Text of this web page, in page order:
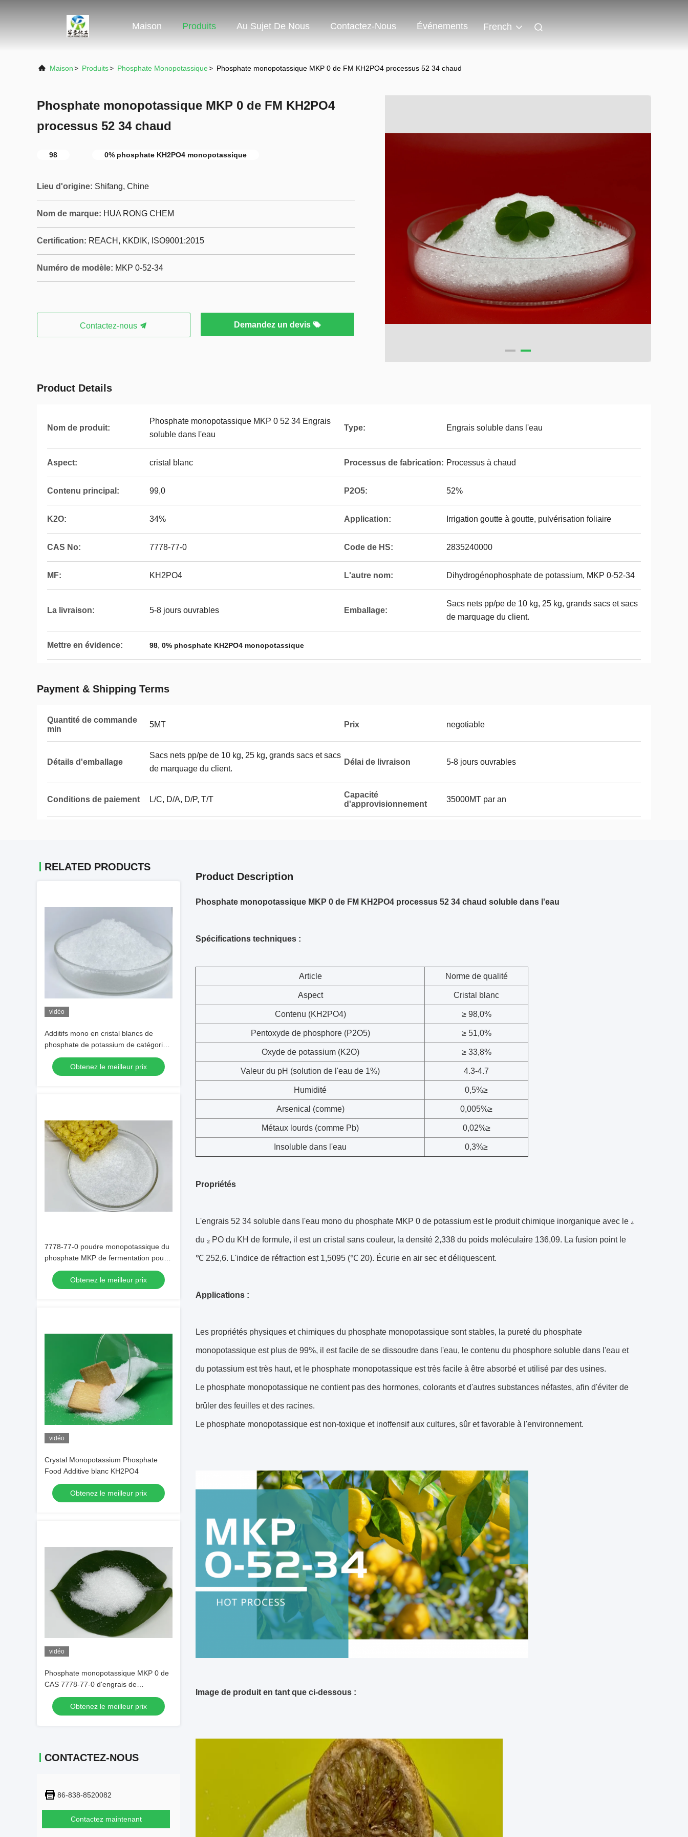
Maison Produits Au Sujet De Nous Contactez-Nous Événements French
Maison> Produits> Phosphate Monopotassique> Phosphate monopotassique MKP 0 de FM KH2PO4 processus 52 34 chaud
Phosphate monopotassique MKP 0 de FM KH2PO4
processus 52 34 chaud
98 0% phosphate KH2PO4 monopotassique
Lieu d'origine: Shifang, Chine
Nom de marque: HUA RONG CHEM
Certification: REACH, KKDIK, ISO9001:2015
Numéro de modèle: MKP 0-52-34
Contactez-nous Demandez un devis
Product Details
Nom de produit:
Phosphate monopotassique MKP 0 52 34 Engrais
soluble dans l'eau
Type: Engrais soluble dans l'eau
Aspect: cristal blanc Processus de fabrication: Processus à chaud
Contenu principal: 99,0 P2O5: 52%
K2O: 34% Application: Irrigation goutte à goutte, pulvérisation foliaire
CAS No: 7778-77-0 Code de HS: 2835240000
MF: KH2PO4 L'autre nom: Dihydrogénophosphate de potassium, MKP 0-52-34
La livraison: 5-8 jours ouvrables Emballage:
Sacs nets pp/pe de 10 kg, 25 kg, grands sacs et sacs
de marquage du client.
Mettre en évidence: 98, 0% phosphate KH2PO4 monopotassique
Payment & Shipping Terms
Quantité de commande
min
5MT Prix negotiable
Détails d'emballage
Sacs nets pp/pe de 10 kg, 25 kg, grands sacs et sacs
de marquage du client.
Délai de livraison 5-8 jours ouvrables
Conditions de paiement L/C, D/A, D/P, T/T
Capacité
d'approvisionnement
35000MT par an
RELATED PRODUCTS
vidéo
Additifs mono en cristal blancs de
phosphate de potassium de catégorie
comestible de MKP
Obtenez le meilleur prix
7778-77-0 poudre monopotassique du
phosphate MKP de fermentation pour
la nourriture cuite au four
Obtenez le meilleur prix
vidéo
Crystal Monopotassium Phosphate
Food Additive blanc KH2PO4
Obtenez le meilleur prix
vidéo
Phosphate monopotassique MKP 0 de
CAS 7778-77-0 d'engrais de
phosphore 52 34 pour l'irrigation par
égouttementObtenez le meilleur prix
CONTACTEZ-NOUS
86-838-8520082
Contactez maintenant
Product Description
Phosphate monopotassique MKP 0 de FM KH2PO4 processus 52 34 chaud soluble dans l'eau
Spécifications techniques :
Article Norme de qualité
Aspect Cristal blanc
Contenu (KH2PO4) ≥ 98,0%
Pentoxyde de phosphore (P2O5) ≥ 51,0%
Oxyde de potassium (K2O) ≥ 33,8%
Valeur du pH (solution de l'eau de 1%) 4.3-4.7
Humidité 0,5%≥
Arsenical (comme) 0,005%≥
Métaux lourds (comme Pb) 0,02%≥
Insoluble dans l'eau 0,3%≥
Propriétés
L'engrais 52 34 soluble dans l'eau mono du phosphate MKP 0 de potassium est le produit chimique inorganique avec le ₄
du ₂ PO du KH de formule, il est un cristal sans couleur, la densité 2,338 du poids moléculaire 136,09. La fusion point le
℃ 252,6. L'indice de réfraction est 1,5095 (℃ 20). Écurie en air sec et déliquescent.
Applications :
Les propriétés physiques et chimiques du phosphate monopotassique sont stables, la pureté du phosphate
monopotassique est plus de 99%, il est facile de se dissoudre dans l'eau, le contenu du phosphore soluble dans l'eau et
du potassium est très haut, et le phosphate monopotassique est très facile à être absorbé et utilisé par des usines.
Le phosphate monopotassique ne contient pas des hormones, colorants et d'autres substances néfastes, afin d'éviter de
brûler des feuilles et des racines.
Le phosphate monopotassique est non-toxique et inoffensif aux cultures, sûr et favorable à l'environnement.
Image de produit en tant que ci-dessous :